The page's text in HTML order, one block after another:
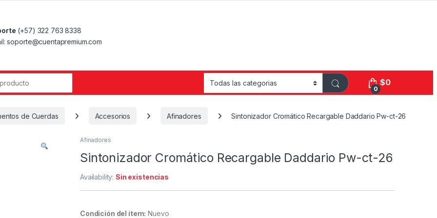
(+57) 322 763 8338
soporte@cuentapremium.com
0
$0
de Cuerdas Accesorios Afinadores Sintonizador Cromático Recargable Daddario Pw-ct-26
Afinadores
Sintonizador Cromático Recargable Daddario Pw-ct-26
Availability:Sin existencias
Condición del ítem: Nuevo